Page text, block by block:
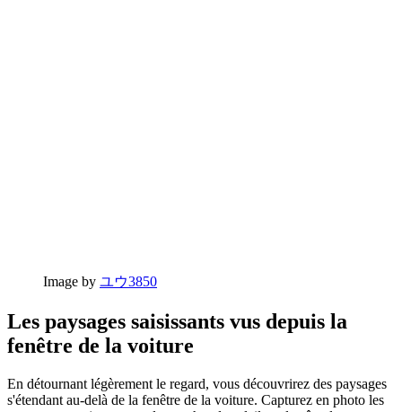
Image by ユウ3850
Les paysages saisissants vus depuis la
fenêtre de la voiture
En détournant légèrement le regard, vous découvrirez des paysages
s'étendant au-delà de la fenêtre de la voiture. Capturez en photo les